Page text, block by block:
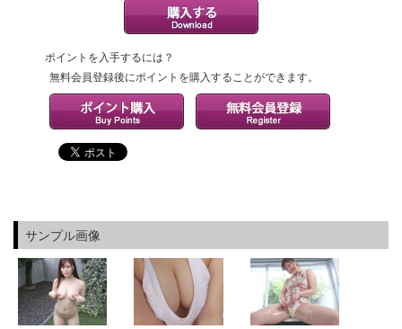
ポイントを入手するには？
無料会員登録後にポイントを購入することができます。
サンプル画像